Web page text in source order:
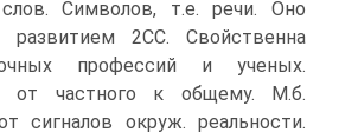
Символов, т.е. речи. Оно
развитием 2СС. Свойственна
профессий и ученых.
от частного к общему. М.б.
сигналов окруж. реальности.